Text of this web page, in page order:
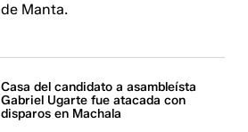
de Manta.
Casa del candidato a asambleísta
Gabriel Ugarte fue atacada con
disparos en Machala